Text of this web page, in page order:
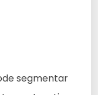
segmentar